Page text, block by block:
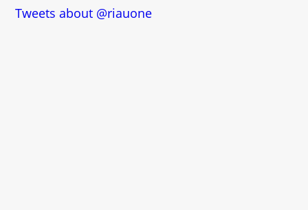
Tweets about @riauone